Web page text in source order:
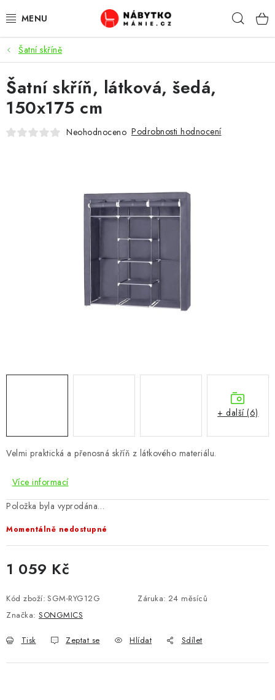
na
OBÝVACÍ POKOJ
KUCHYŇ A JÍDELNA
LOŽNICE
CHOVATELSKÉ POTŘEBY
DOPLŇKY A DEKORACE
OSTATNÍ
VÝPRODEJ
Kontakty
Bonusový program NBM+
Šatní skříně
Velmi praktická a přenosná skříň z látkového materiálu.
Více informací
Položka byla vyprodána…
Momentálně nedostupné
1 059 Kč
Kód zboží: SGM-RYG12G Záruka: 24 měsíců
Značka: SONGMICS
Tisk Zeptat se Hlídat Sdílet
Šatní skříň, látková, šedá,
150x175 cm
Neohodnoceno Podrobnosti hodnocení
+ další (6)